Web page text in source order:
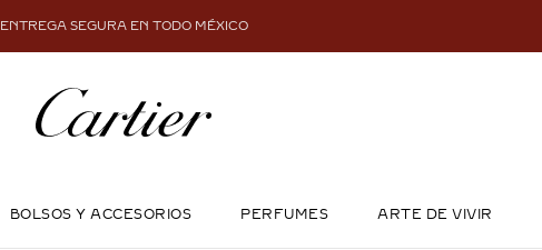
ENTREGA SEGURA EN TODO MÉXICO
BOLSOS Y ACCESORIOS PERFUMES ARTE DE VIVIR